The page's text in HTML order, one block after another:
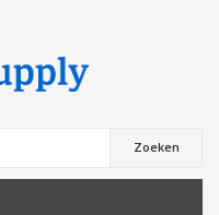
Zoeken